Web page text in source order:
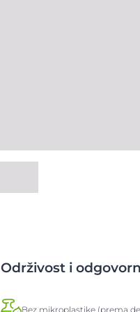
Održivost i
Bez mikroplastike (prema